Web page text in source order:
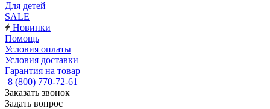
Для детей
SALE
Новинки
Помощь
Условия оплаты
Условия доставки
Гарантия на товар
8 (800) 770-72-61
Заказать звонок
Задать вопрос